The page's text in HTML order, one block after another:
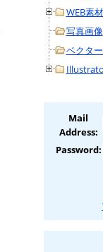
WEB素材
写真画像
ベクタ
Mail
Address:
Password: